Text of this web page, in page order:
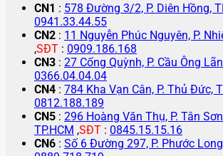
CN1 : 578 Đường 3/2, P. Diên Hồng,
0941.33.44.55
CN2 : 11 Nguyễn Phúc Nguyên, P.
,SĐT : 0909.186.168
CN3 : 27 Cống Quỳnh, P. Cầu Ông
0366.04.04.04
CN4 : 784 Kha Vạn Cân, P. Thủ Đức,
0812.188.189
CN5 : 296 Hoàng Văn Thụ, P. Tân
TP.HCM ,SĐT : 0845.15.15.16
CN6 : Số 6 Đường 297, P. Phước